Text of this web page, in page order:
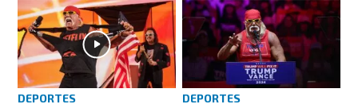
DEPORTES
DEPORTES